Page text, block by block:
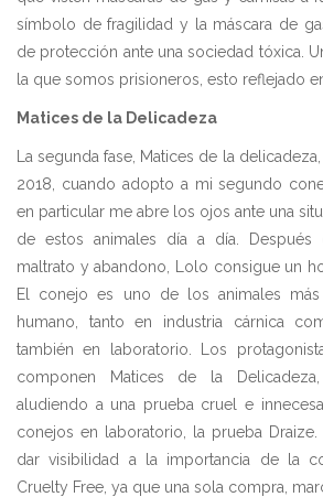
símbolo de fragilidad y la máscara de
de protección ante una sociedad tóxica.
la que somos prisioneros, esto reflejado
Matices de la Delicadeza
La segunda fase, Matices de la
2018, cuando adopto a mi segundo
en particular me abre los ojos ante una
de estos animales día a día. Después
maltrato y abandono, Lolo consigue un
El conejo es uno de los animales
humano, tanto en industria cárnica
también en laboratorio. Los
componen Matices de la Delicadeza,
aludiendo a una prueba cruel e
conejos en laboratorio, la prueba
dar visibilidad a la importancia de la
Cruelty Free, ya que una sola compra,